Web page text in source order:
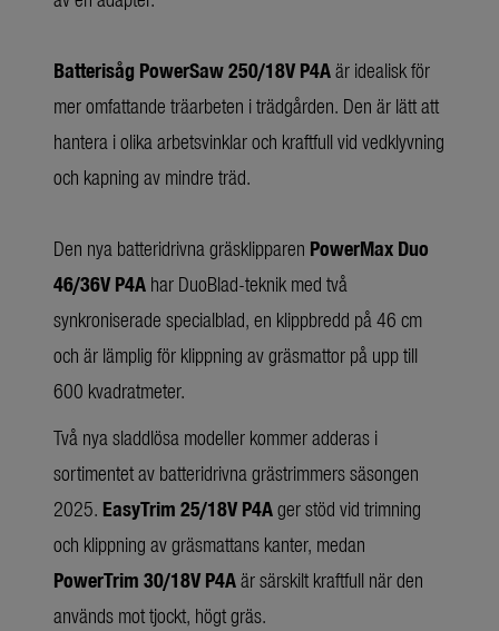
Batterisåg PowerSaw 250/18V P4Aär idealisk för
mer omfattande träarbeten i trädgården. Den är lätt att
hantera i olika arbetsvinklar och kraftfull vid vedklyvning
och kapning av mindre träd.
Den nya batteridrivna gräsklipparen PowerMax Duo
46/36V P4A har DuoBlad-teknik med två
synkroniserade specialblad, en klippbredd på 46 cm
och är lämplig för klippning av gräsmattor på upp till
600 kvadratmeter.
Två nya sladdlösa modeller kommer adderas i
sortimentet av batteridrivna grästrimmers säsongen
2025. EasyTrim 25/18V P4Ager stöd vid trimning
och klippning av gräsmattans kanter, medan
PowerTrim 30/18V P4Aär särskilt kraftfull när den
används mot tjockt, högt gräs.